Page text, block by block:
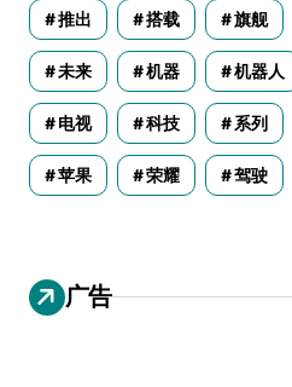
推出 搭载 旗舰
未来 机器 机器人
电视 科技 系列
苹果 荣耀 驾驶
广告